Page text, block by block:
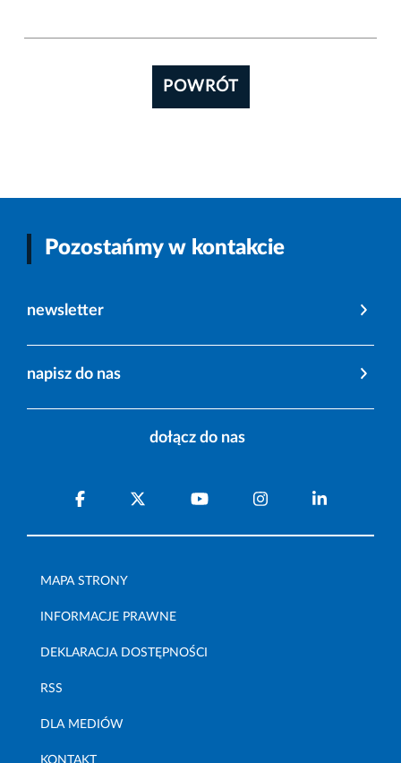
POWRÓT
Pozostańmy w kontakcie
newsletter
napisz do nas
dołącz do nas
MAPA STRONY
INFORMACJE PRAWNE
DEKLARACJA DOSTĘPNOŚCI
RSS
DLA MEDIÓW
KONTAKT